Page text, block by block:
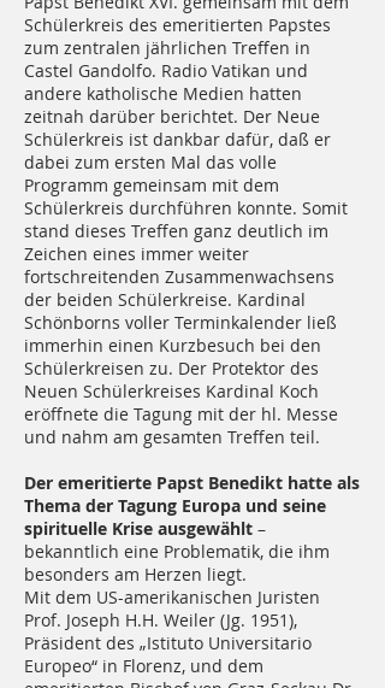
Schülerkreis des emeritierten Papstes
zum zentralen jährlichen Treffen in
Castel Gandolfo. Radio Vatikan und
andere katholische Medien hatten
zeitnah darüber berichtet. Der Neue
Schülerkreis ist dankbar dafür, daß er
dabei zum ersten Mal das volle
Programm gemeinsam mit dem
Schülerkreis durchführen konnte. Somit
stand dieses Treffen ganz deutlich im
Zeichen eines immer weiter
fortschreitenden Zusammenwachsens
der beiden Schülerkreise. Kardinal
Schönborns voller Terminkalender ließ
immerhin einen Kurzbesuch bei den
Schülerkreisen zu. Der Protektor des
Neuen Schülerkreises Kardinal Koch
eröffnete die Tagung mit der hl. Messe
und nahm am gesamten Treffen teil.
Der emeritierte Papst Benedikt hatte als
Thema der Tagung Europa und seine
spirituelle Krise ausgewählt –
bekanntlich eine Problematik, die ihm
besonders am Herzen liegt.
Mit dem US-amerikanischen Juristen
Prof. Joseph H.H. Weiler (Jg. 1951),
Präsident des „Istituto Universitario
Europeo“ in Florenz, und dem